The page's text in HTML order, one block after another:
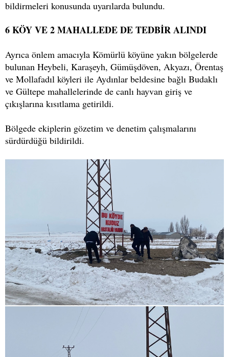
bildirmeleri konusunda uyarılarda bulundu.
6 KÖY VE 2 MAHALLEDE DE TEDBİR ALINDI
Ayrıca önlem amacıyla Kömürlü köyüne yakın bölgelerde
bulunan Heybeli, Karaşeyh, Gümüşdöven, Akyazı, Örentaş
ve Mollafadıl köyleri ile Aydınlar beldesine bağlı Budaklı
ve Gültepe mahallelerinde de canlı hayvan giriş ve
çıkışlarına kısıtlama getirildi.
Bölgede ekiplerin gözetim ve denetim çalışmalarını
sürdürdüğü bildirildi.